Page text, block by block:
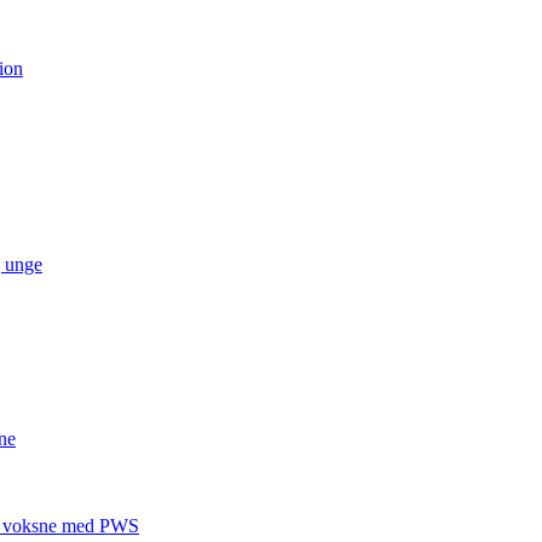
unge
med PWS